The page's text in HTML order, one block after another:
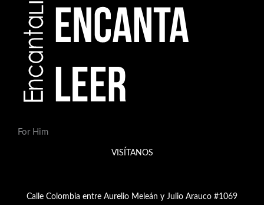
For Him
VISÍTANOS
Calle Colombia entre Aurelio Meleán y Julio Arauco #1069